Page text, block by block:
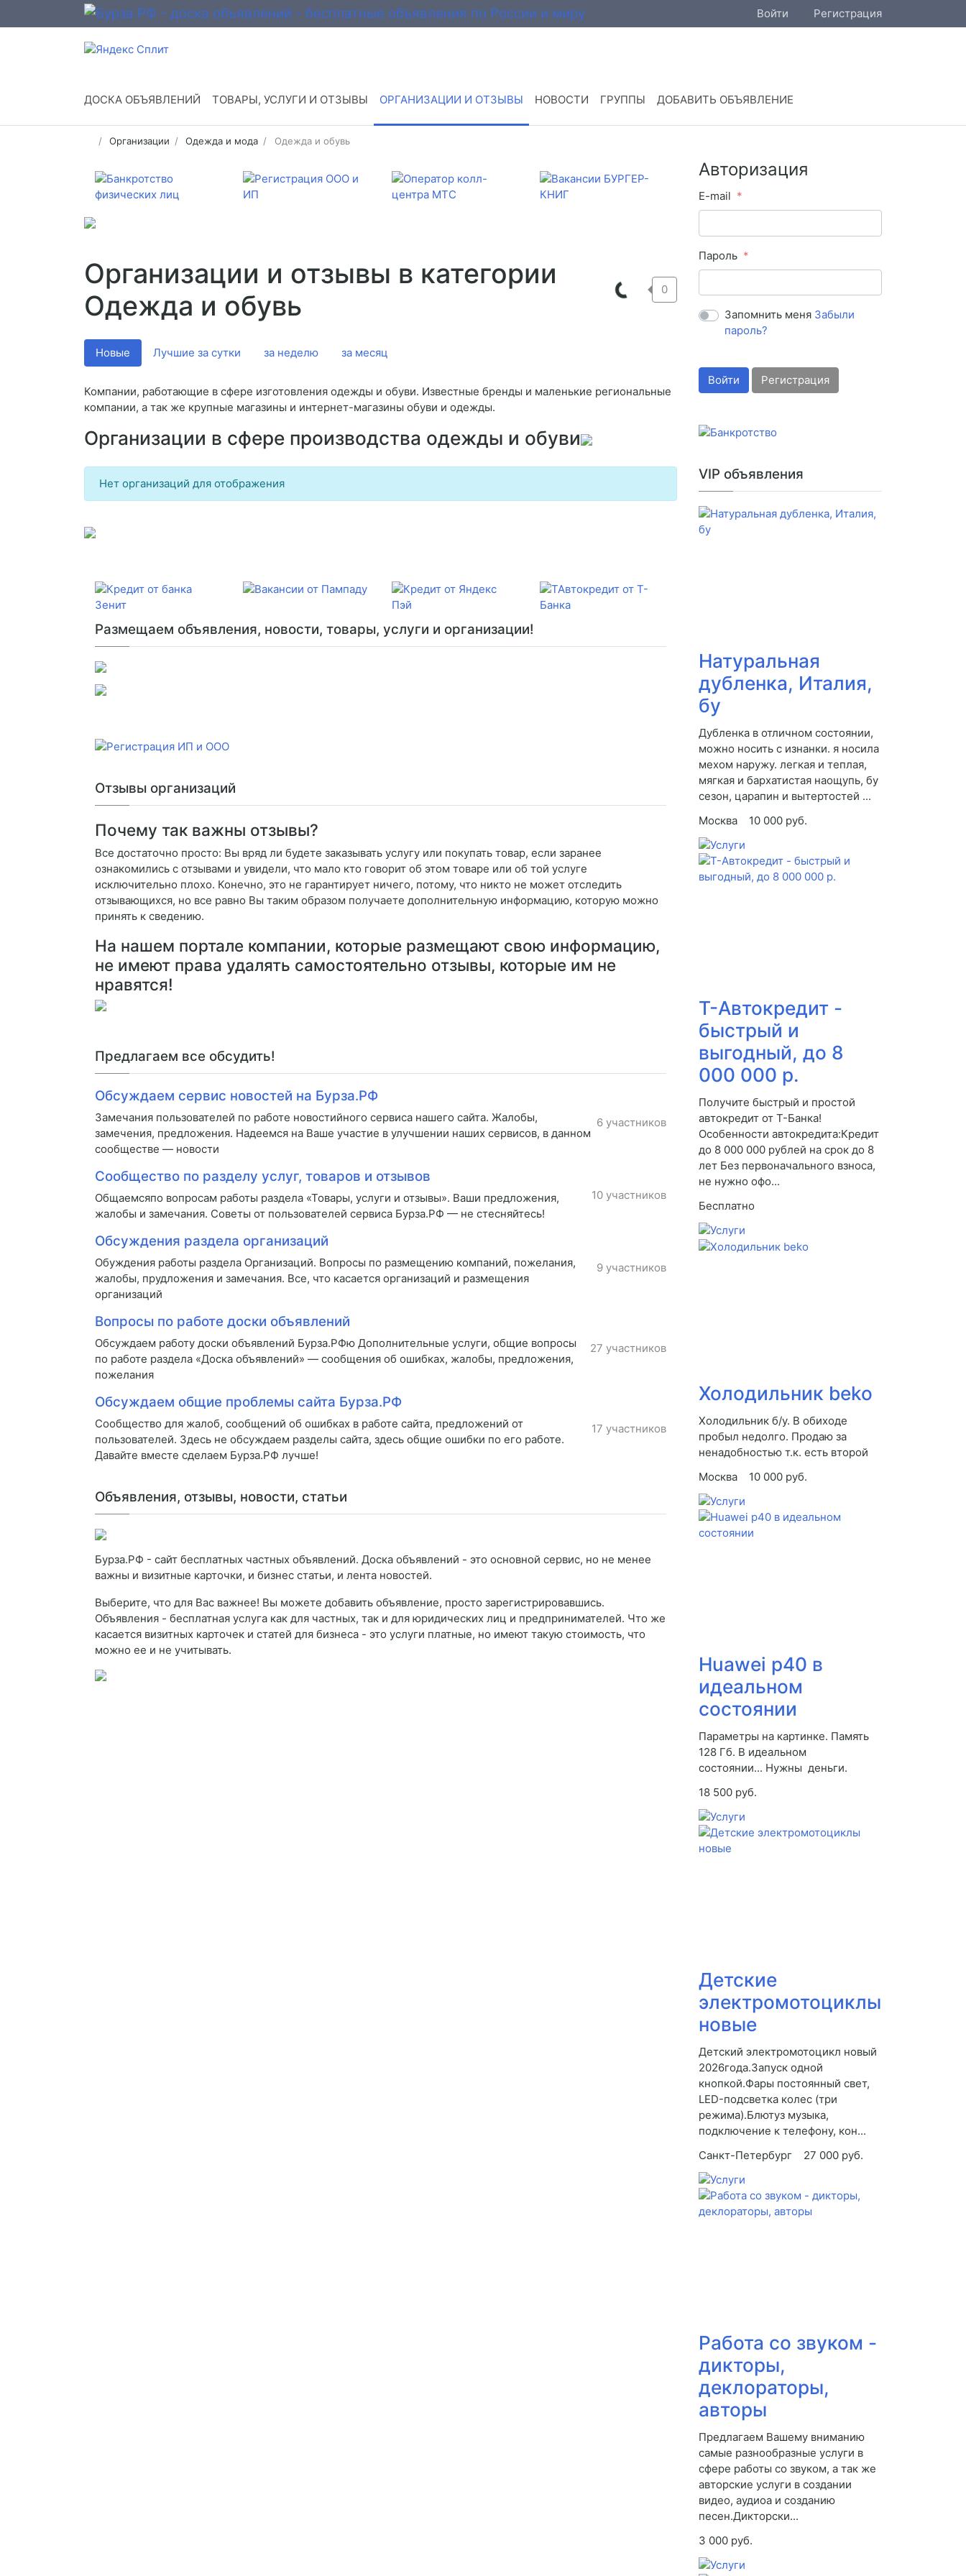
Войти Регистрация
ДОСКА ОБЪЯВЛЕНИЙ ТОВАРЫ, УСЛУГИ И ОТЗЫВЫ ОРГАНИЗАЦИИ И ОТЗЫВЫ НОВОСТИ ГРУППЫ ДОБАВИТЬ ОБЪЯВЛЕНИЕ
Организации Одежда и мода Одежда и обувь
Организации и отзывы в категории
Одежда и обувь
0
Новые Лучшие за сутки за неделю за месяц
Компании, работающие в сфере изготовления одежды и обуви. Известные бренды и маленькие региональные
компании, а так же крупные магазины и интернет-магазины обуви и одежды.
Организации в сфере производства одежды и обуви
Нет организаций для отображения
Размещаем объявления, новости, товары, услуги и организации!
Отзывы организаций
Почему так важны отзывы?
Все достаточно просто: Вы вряд ли будете заказывать услугу или покупать товар, если заранее
ознакомились с отзывами и увидели, что мало кто говорит об этом товаре или об той услуге
исключительно плохо. Конечно, это не гарантирует ничего, потому, что никто не может отследить
отзывающихся, но все равно Вы таким образом получаете дополнительную информацию, которую можно
принять к сведению.
На нашем портале компании, которые размещают свою информацию,
не имеют права удалять самостоятельно отзывы, которые им не
нравятся!
Предлагаем все обсудить!
Обсуждаем сервис новостей на Бурза.РФ
Замечания пользователей по работе новостийного сервиса нашего сайта. Жалобы,
замечения, предложения. Надеемся на Ваше участие в улучшении наших сервисов, в данном
сообществе — новости
6 участников
Сообщество по разделу услуг, товаров и отзывов
Общаемсяпо вопросам работы раздела «Товары, услуги и отзывы». Ваши предложения,
жалобы и замечания. Советы от пользователей сервиса Бурза.РФ — не стесняйтесь!
10 участников
Обсуждения раздела организаций
Обуждения работы раздела Организаций. Вопросы по размещению компаний, пожелания,
жалобы, прудложения и замечания. Все, что касается организаций и размещения
организаций
9 участников
Вопросы по работе доски объявлений
Обсуждаем работу доски объявлений Бурза.РФю Дополнительные услуги, общие вопросы
по работе раздела «Доска объявлений» — сообщения об ошибках, жалобы, предложения,
пожелания
27 участников
Обсуждаем общие проблемы сайта Бурза.РФ
Сообщество для жалоб, сообщений об ошибках в работе сайта, предложений от
пользователей. Здесь не обсуждаем разделы сайта, здесь общие ошибки по его работе.
Давайте вместе сделаем Бурза.РФ лучше!
17 участников
Объявления, отзывы, новости, статьи
Бурза.РФ - сайт бесплатных частных объявлений. Доска объявлений - это основной сервис, но не менее
важны и визитные карточки, и бизнес статьи, и лента новостей.
Выберите, что для Вас важнее! Вы можете добавить объявление, просто зарегистрировавшись.
Объявления - бесплатная услуга как для частных, так и для юридических лиц и предпринимателей. Что же
касается визитных карточек и статей для бизнеса - это услуги платные, но имеют такую стоимость, что
можно ее и не учитывать.
Авторизация
E-mail
Пароль
Запомнить меня Забыли
пароль?
Войти Регистрация
VIP объявления
Натуральная
дубленка, Италия,
бу
Дубленка в отличном состоянии,
можно носить с изнанки. я носила
мехом наружу. легкая и теплая,
мягкая и бархатистая наощупь, бу
сезон, царапин и вытертостей ...
Москва
10 000 руб.
Т-Автокредит -
быстрый и
выгодный, до 8
000 000 р.
Получите быстрый и простой
автокредит от Т-Банка!
Особенности автокредита:Кредит
до 8 000 000 рублей на срок до 8
лет Без первоначального взноса,
не нужно офо...
Бесплатно
Холодильник beko
Холодильник б/у. В обиходе
пробыл недолго. Продаю за
ненадобностью т.к. есть второй
Москва
10 000 руб.
Huawei p40 в
идеальном
состоянии
Параметры на картинке. Память
128 Гб. В идеальном
состоянии... Нужны деньги.
18 500 руб.
Детские
электромотоциклы
новые
Детский электромотоцикл новый
2026года.Запуск одной
кнопкой.Фары постоянный свет,
LED-подсветка колес (три
режима).Блютуз музыка,
подключение к телефону, кон...
Санкт-Петербург
27 000 руб.
Работа со звуком -
дикторы,
деклораторы,
авторы
Предлагаем Вашему вниманию
самые разнообразные услуги в
сфере работы со звуком, а так же
авторские услуги в создании
видео, аудиоа и созданию
песен.Дикторски...
3 000 руб.